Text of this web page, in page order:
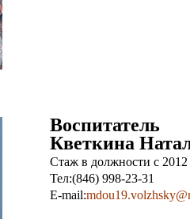
Воспитатель
Кветкина
Стаж в должности с 2012
Тел:(846) 998-23-31
E-mail: